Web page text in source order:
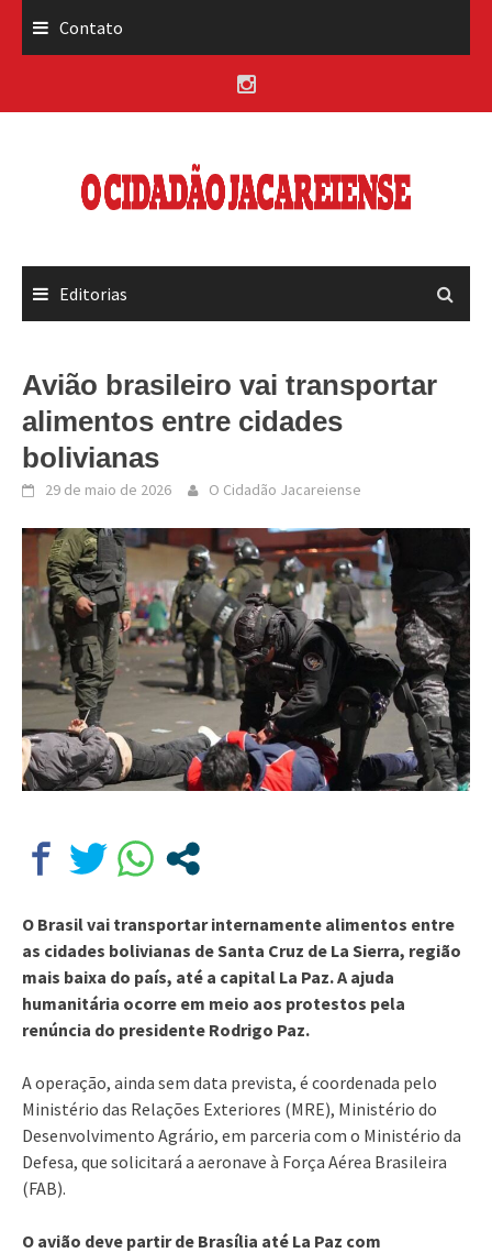
Contato
Editorias
Avião brasileiro vai transportar
alimentos entre cidades
bolivianas
29 de maio de 2026 O Cidadão Jacareiense
O Brasil vai transportar internamente alimentos entre
as cidades bolivianas de Santa Cruz de La Sierra, região
mais baixa do país, até a capital La Paz. A ajuda
humanitária ocorre em meio aos protestos pela
renúncia do presidente Rodrigo Paz.
A operação, ainda sem data prevista, é coordenada pelo
Ministério das Relações Exteriores (MRE), Ministério do
Desenvolvimento Agrário, em parceria com o Ministério da
Defesa, que solicitará a aeronave à Força Aérea Brasileira
(FAB).
O avião deve partir de Brasília até La Paz com